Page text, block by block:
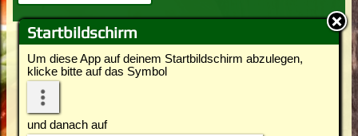
Startbildschirm
Um diese App auf deinem Startbildschirm abzulegen,
klicke bitte auf das Symbol
und danach auf